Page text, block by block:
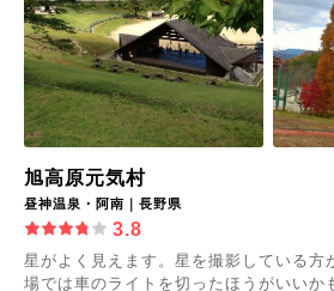
旭高原元気村
昼神温泉・阿南｜長野県
3.8
星がよく見えます。星を撮影している方
場では車のライトを切ったほうがいいか